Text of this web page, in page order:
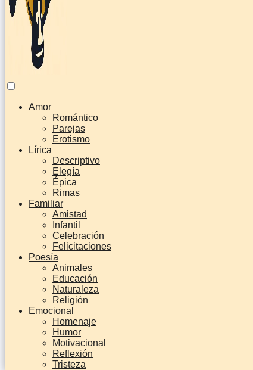
Amor
Romántico
Parejas
Erotismo
Lírica
Descriptivo
Elegía
Épica
Rimas
Familiar
Amistad
Infantil
Celebración
Felicitaciones
Poesía
Animales
Educación
Naturaleza
Religión
Emocional
Homenaje
Humor
Motivacional
Reflexión
Tristeza